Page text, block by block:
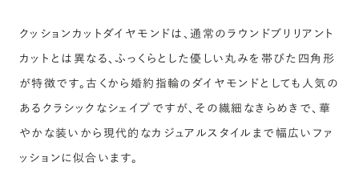
クッションカットダイヤモンドは、通常のラウンドブリリアント
カットとは異なる、ふっくらとした優しい丸みを帯びた四角形
が特徴です。古くから婚約指輪のダイヤモンドとしても人気の
あるクラシックなシェイプですが、その繊細なきらめきで、華
やかな装いから現代的なカジュアルスタイルまで幅広いファ
ッションに似合います。